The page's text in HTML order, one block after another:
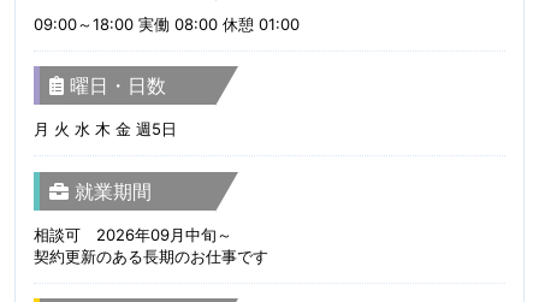
09:00～18:00 実働 08:00 休憩 01:00
曜日・日数
月 火 水 木 金 週5日
就業期間
相談可 2026年09月中旬～
契約更新のある長期のお仕事です